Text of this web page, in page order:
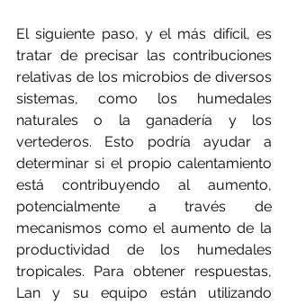
El siguiente paso, y el más difícil, es
tratar de precisar las contribuciones
relativas de los microbios de diversos
sistemas, como los humedales
naturales o la ganadería y los
vertederos. Esto podría ayudar a
determinar si el propio calentamiento
está contribuyendo al aumento,
potencialmente a través de
mecanismos como el aumento de la
productividad de los humedales
tropicales. Para obtener respuestas,
Lan y su equipo están utilizando